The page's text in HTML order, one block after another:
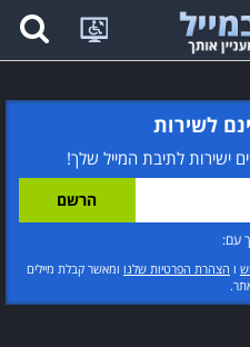
לשירות
ישירות לתיבת המייל שלך!
עם:
ו הצהרת הפרטיות שלנו ומאשר קבלת מיילים